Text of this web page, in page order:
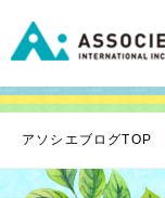
アソシエブログTOP